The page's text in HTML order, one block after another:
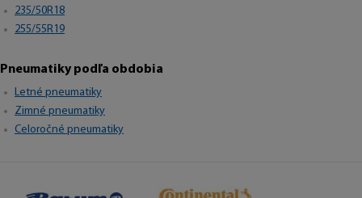
235/50R18
255/55R19
Pneumatiky podľa obdobia
Letné pneumatiky
Zimné pneumatiky
Celoročné pneumatiky